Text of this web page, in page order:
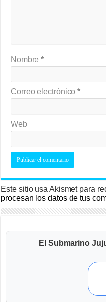
Nombre*
Correo electrónico*
Web
Este sitio usa Akismet para
procesan los datos de tus
El Submarino